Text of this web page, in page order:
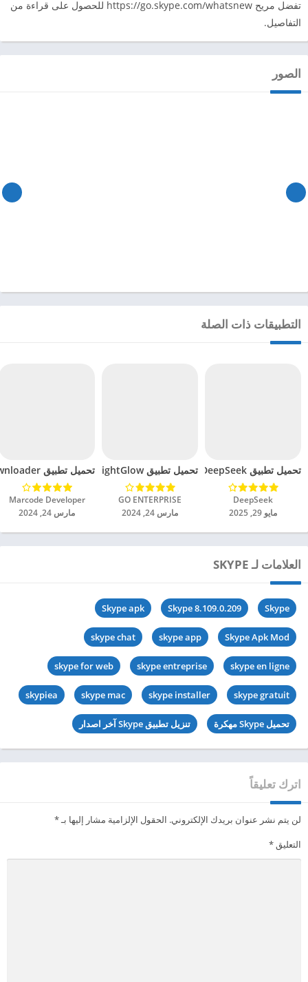
تفضل مريح https://go.skype.com/whatsnew للحصول على قراءة من
التفاصيل.
الصور
التطبيقات ذات الصلة
تحميل تطبيق DeepSeek مهكر للاندرويد 2025
DeepSeek‏
مايو 29, 2025
تحميل تطبيق BrightGlow مهكر للاندرويد 2024
GO ENTERPRISE‏
مارس 24, 2024
تحميل تطبيق mp4 video downloader مهكر للاندرويد 2024
Marcode Developer‏
مارس 24, 2024
العلامات لـ SKYPE
Skype
Skype 8.109.0.209
Skype apk
Skype Apk Mod
skype app
skype chat
skype en ligne
skype entreprise
skype for web
skype gratuit
skype installer
skype mac
skypiea
تحميل Skype مهكرة تنزيل تطبيق Skype آخر اصدار
اترك تعليقاً
لن يتم نشر عنوان بريدك الإلكتروني. الحقول الإلزامية مشار إليها بـ*
التعليق*